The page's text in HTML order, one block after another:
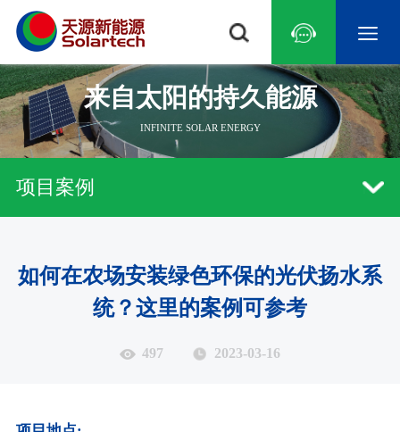
光伏水泵
泳池
农林灌溉 荒漠治理 草原畜牧 海水淡化
中东地区 非洲 北美洲
常见问题 技术文章 远程监控
行业资讯 新品发布
研究中心 示范基地 荣誉资质
来自太阳的持久能源
INFINITE SOLAR ENERGY
项目案例
如何在农场安装绿色环保的光伏扬水系
统？这里的案例可参考
497 2023-03-16